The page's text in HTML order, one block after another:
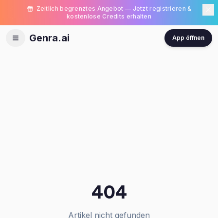
Zeitlich begrenztes Angebot — Jetzt registrieren &
kostenlose Credits erhalten
Genra.ai App öffnen
404
Artikel nicht gefunden